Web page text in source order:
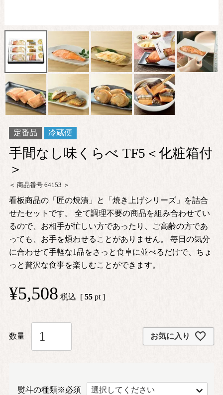
定番品 冷蔵便
手間なし味くらべ TF5＜化粧箱付
＞
商品番号 64153
看板商品の「匠の焼漬」と「焼き上げシリーズ」を詰合
せたセットです。 全て調理不要の商品を組み合わせてい
るので、お相手が忙しい方であったり、ご高齢の方であ
っても、お手を煩わせることがありません。 毎日の気分
に合わせて手軽な1品をさっと食卓に並べるだけで、ちょ
っと贅沢な食事を楽しむことができます。
¥5,508 税込 [ 55 pt ]
お気に入り
熨斗の種類※必須